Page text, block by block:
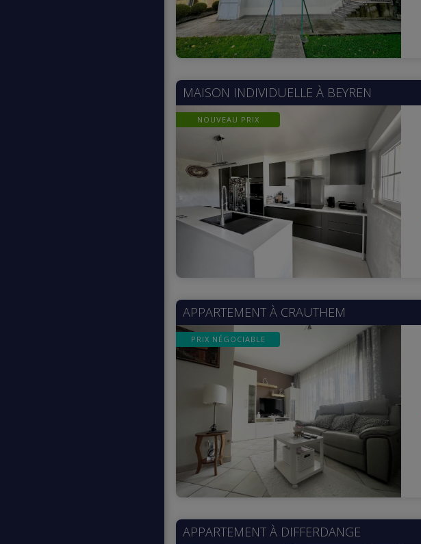
MAISON INDIVIDUELLE À BEYREN
NOUVEAU PRIX
APPARTEMENT À CRAUTHEM
PRIX NÉGOCIABLE
APPARTEMENT À DIFFERDANGE